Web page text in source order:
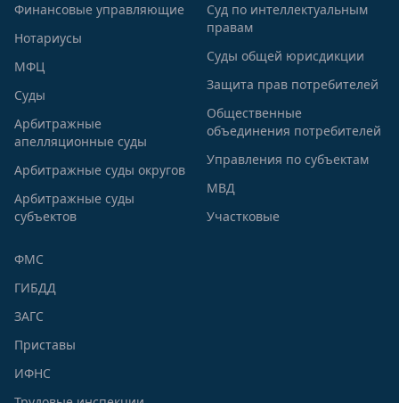
Финансовые управляющие
Нотариусы
МФЦ
Суды
Арбитражные
апелляционные суды
Арбитражные суды округов
Арбитражные суды
субъектов
Суд по интеллектуальным
правам
Суды общей юрисдикции
Защита прав потребителей
Общественные
объединения потребителей
Управления по субъектам
МВД
Участковые
ФМС
ГИБДД
ЗАГС
Приставы
ИФНС